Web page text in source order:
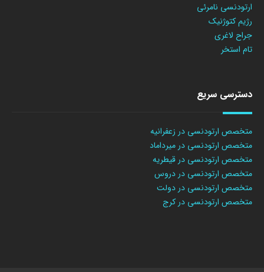
ارتودنسی نامرئی
رژیم کتوژنیک
جراح لاغری
تام استخر
دسترسی سریع
متخصص ارتودنسی در زعفرانیه
متخصص ارتودنسی در میرداماد
متخصص ارتودنسی در قیطریه
متخصص ارتودنسی در دروس
متخصص ارتودنسی در دولت
متخصص ارتودنسی در کرج